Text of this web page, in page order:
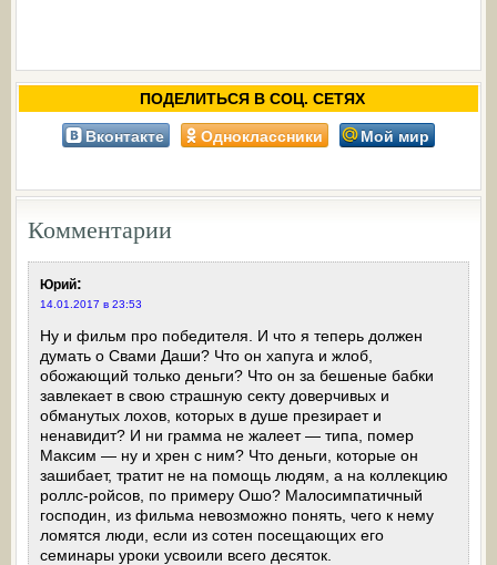
ПОДЕЛИТЬСЯ В СОЦ. СЕТЯХ
Вконтакте Одноклассники Мой мир
Комментарии
Юрий:
14.01.2017 в 23:53
Ну и фильм про победителя. И что я теперь должен
думать о Свами Даши? Что он хапуга и жлоб,
обожающий только деньги? Что он за бешеные бабки
завлекает в свою страшную секту доверчивых и
обманутых лохов, которых в душе презирает и
ненавидит? И ни грамма не жалеет — типа, помер
Максим — ну и хрен с ним? Что деньги, которые он
зашибает, тратит не на помощь людям, а на коллекцию
роллс-ройсов, по примеру Ошо? Малосимпатичный
господин, из фильма невозможно понять, чего к нему
ломятся люди, если из сотен посещающих его
семинары уроки усвоили всего десяток.